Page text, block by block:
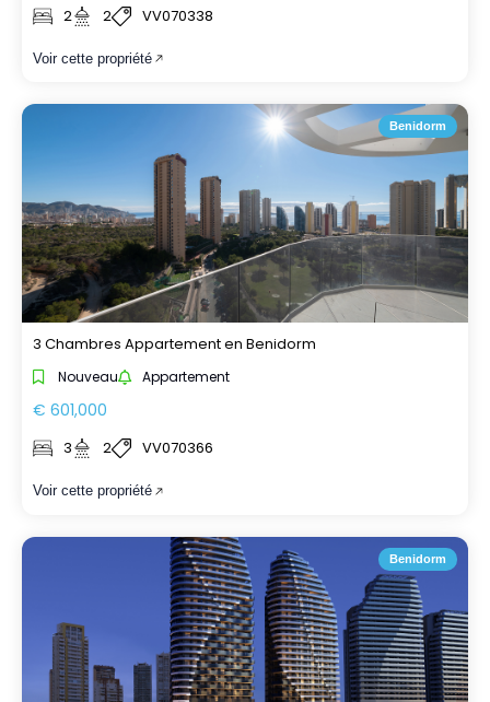
2 2 VV070338
Voir cette propriété
Benidorm
3 Chambres Appartement en Benidorm
Nouveau Appartement
€ 601,000
3 2 VV070366
Voir cette propriété
Benidorm